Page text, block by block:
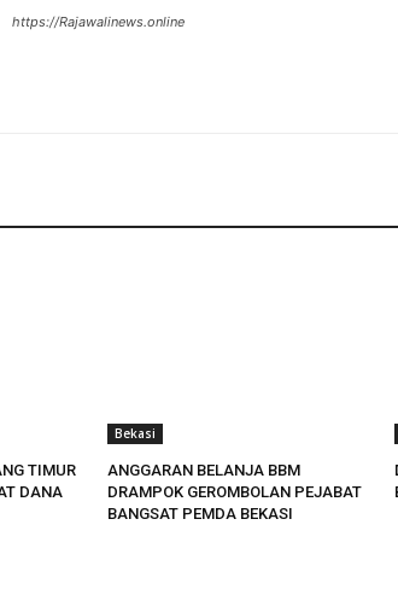
https://Rajawalinews.online
TIMUR
DANA
Bekasi
ANGGARAN BELANJA BBM
DRAMPOK GEROMBOLAN PEJABAT
BANGSAT PEMDA BEKASI